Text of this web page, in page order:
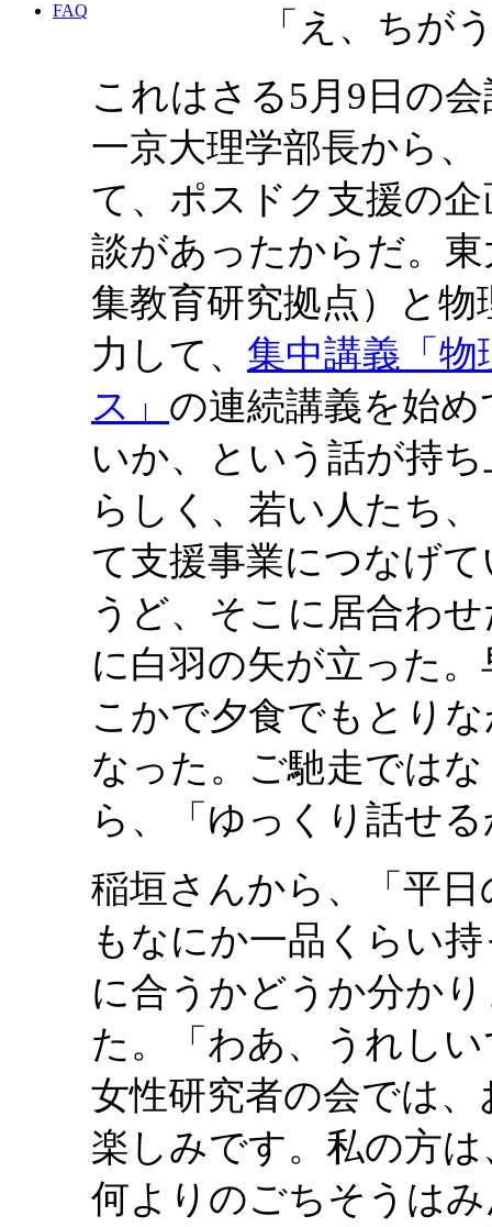
FAQ
「え、ちが
これはさる5月9日の
一京大理学部長から
て、ポスドク支援の
談があったからだ。
集教育研究拠点）と
力して、 集中講義「
ス」 の連続講義を始
いか、という話が持
らしく、若い人たち
て支援事業につなげ
うど、そこに居合わ
に白羽の矢が立った
こかで夕食でもとり
なった。ご馳走では
ら、「ゆっくり話せ
稲垣さんから、「平
もなにか一品くらい
に合うかどうか分か
た。「わあ、うれし
女性研究者の会では
楽しみです。私の方
何よりのごちそうは